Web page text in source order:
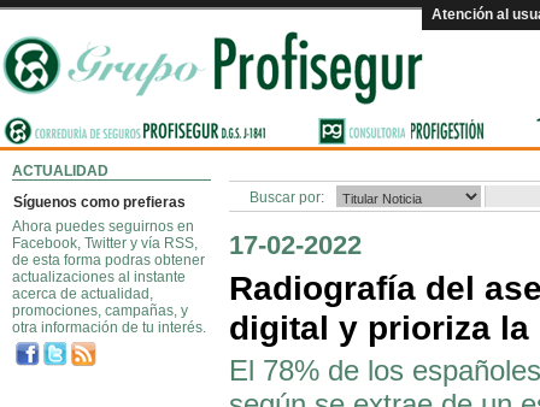
Atención al
ACTUALIDAD
Síguenos como prefieras
Ahora puedes seguirnos en
Facebook, Twitter y vía RSS,
de esta forma podras obtener
actualizaciones al instante
acerca de actualidad,
promociones, campañas, y
otra información de tu interés.
Buscar por:
17-02-2022
Radiografía del
digital y prioriza
El 78% de los